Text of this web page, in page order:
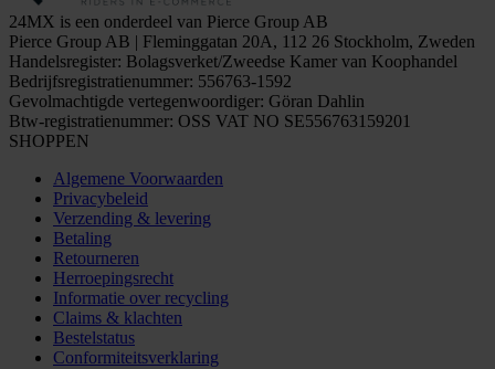
24MX is een onderdeel van Pierce Group AB
Pierce Group AB | Fleminggatan 20A, 112 26 Stockholm, Zweden
Handelsregister: Bolagsverket/Zweedse Kamer van Koophandel
Bedrijfsregistratienummer: 556763-1592
Gevolmachtigde vertegenwoordiger: Göran Dahlin
Btw-registratienummer: OSS VAT NO SE556763159201
SHOPPEN
Algemene Voorwaarden
Privacybeleid
Verzending & levering
Betaling
Retourneren
Herroepingsrecht
Informatie over recycling
Claims & klachten
Bestelstatus
Conformiteitsverklaring